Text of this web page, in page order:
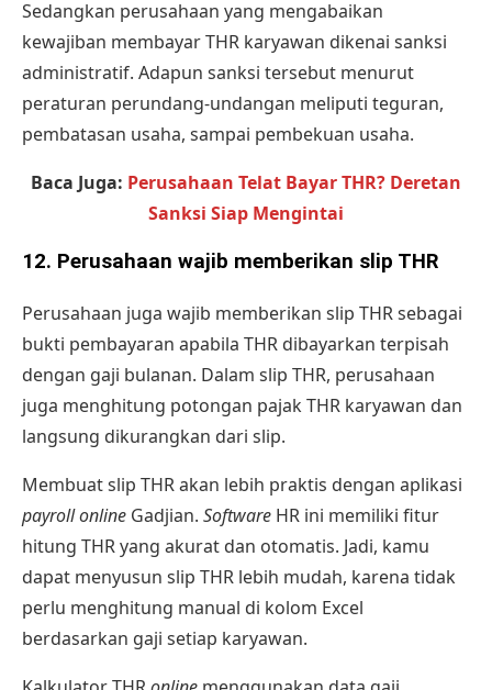
Sedangkan perusahaan yang mengabaikan
kewajiban membayar THR karyawan dikenai sanksi
administratif. Adapun sanksi tersebut menurut
peraturan perundang-undangan meliputi teguran,
pembatasan usaha, sampai pembekuan usaha.
Baca Juga: Perusahaan Telat Bayar THR? Deretan
Sanksi Siap Mengintai
12. Perusahaan wajib memberikan slip THR
Perusahaan juga wajib memberikan slip THR sebagai
bukti pembayaran apabila THR dibayarkan terpisah
dengan gaji bulanan. Dalam slip THR, perusahaan
juga menghitung potongan pajak THR karyawan dan
langsung dikurangkan dari slip.
Membuat slip THR akan lebih praktis dengan aplikasi
payroll online Gadjian. Software HR ini memiliki fitur
hitung THR yang akurat dan otomatis. Jadi, kamu
dapat menyusun slip THR lebih mudah, karena tidak
perlu menghitung manual di kolom Excel
berdasarkan gaji setiap karyawan.